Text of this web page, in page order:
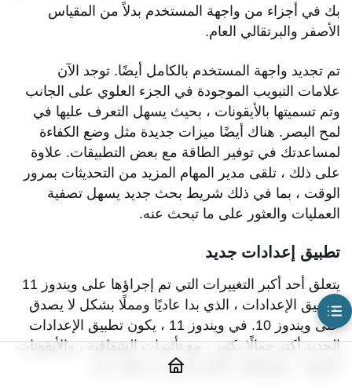
بك في أجزاء من واجهة المستخدم بدلاً من المقياس
الأصفر والبرتقالي العام.
تم تجديد واجهة المستخدم بالكامل أيضًا. توجد الآن
علامات التبويب الموجودة في الجزء العلوي على الجانب
وتم تسميتها بالأيقونات ، بحيث يسهل التعرف عليها في
لمح البصر. هناك أيضًا ميزات جديدة مثل وضع الكفاءة
لمساعدتك في توفير الطاقة مع بعض التطبيقات. علاوة
على ذلك ، تلقى مدير المهام المزيد من التحديثات بمرور
الوقت ، بما في ذلك شريط بحث جديد يسهل تصفية
العمليات والعثور على ما تبحث عنه.
تطبيق إعدادات جديد
يتعلق أحد أكبر التغييرات التي تم إجراؤها على ويندوز 11
بتطبيق الإعدادات ، الذي بدا عاديًا ومملًا بشكل لا يصدق
على ويندوز 10. في ويندوز 11 ، يكون تطبيق الإعدادات
الجديد أكثر جمالًا بكثير ، مع تأثيرات الشفافية ، والأيقونات
الملونة ، والمنظف. اللغة المرئية بشكل عام.
تطبيقات محدثة بتصميمات معدلة
الساعة مع جلسات التركيز
أداة قص جديدة تمامًا
مدير مهام جديد
تطبيق إعدادات جديد
تكامل الفرق
خلفية سطح المكتب الافتراضي
الحاجيات
تحسينات Windows on Arm
بدائل نظام ويندوز